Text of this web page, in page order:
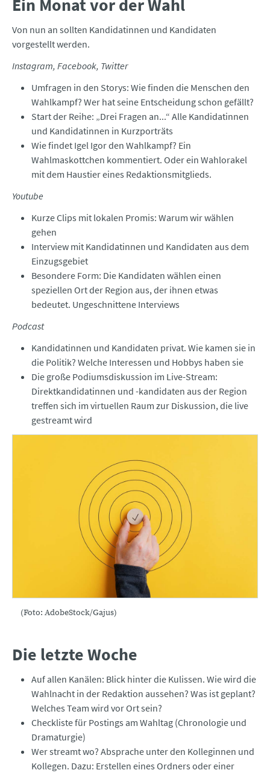
Ein Monat vor der Wahl
Von nun an sollten Kandidatinnen und Kandidaten
vorgestellt werden.
Instagram, Facebook, Twitter
Umfragen in den Storys: Wie finden die Menschen den
Wahlkampf? Wer hat seine Entscheidung schon gefällt?
Start der Reihe: „Drei Fragen an...“ Alle Kandidatinnen
und Kandidatinnen in Kurzporträts
Wie findet Igel Igor den Wahlkampf? Ein
Wahlmaskottchen kommentiert. Oder ein Wahlorakel
mit dem Haustier eines Redaktionsmitglieds.
Youtube
Kurze Clips mit lokalen Promis: Warum wir wählen
gehen
Interview mit Kandidatinnen und Kandidaten aus dem
Einzugsgebiet
Besondere Form: Die Kandidaten wählen einen
speziellen Ort der Region aus, der ihnen etwas
bedeutet. Ungeschnittene Interviews
Podcast
Kandidatinnen und Kandidaten privat. Wie kamen sie in
die Politik? Welche Interessen und Hobbys haben sie
Die große Podiumsdiskussion im Live-Stream:
Direktkandidatinnen und -kandidaten aus der Region
treffen sich im virtuellen Raum zur Diskussion, die live
gestreamt wird
(Foto: AdobeStock/Gajus)
Die letzte Woche
Auf allen Kanälen: Blick hinter die Kulissen. Wie wird die
Wahlnacht in der Redaktion aussehen? Was ist geplant?
Welches Team wird vor Ort sein?
Checkliste für Postings am Wahltag (Chronologie und
Dramaturgie)
Wer streamt wo? Absprache unter den Kolleginnen und
Kollegen. Dazu: Erstellen eines Ordners oder einer